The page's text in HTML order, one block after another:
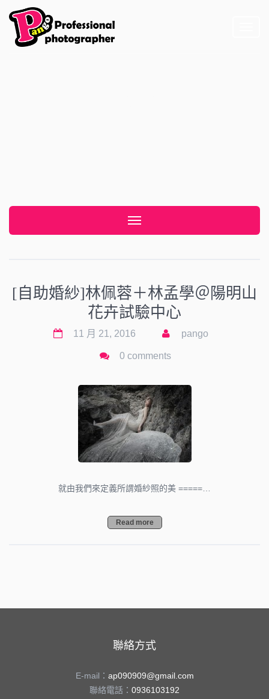
Toggle navigation
[自助婚紗]林佩蓉＋林孟學＠陽明山
花卉試驗中心
11 月 21, 2016 pango
0 comments
就由我們來定義所謂婚紗照的美 =====…
Read more
聯絡方式
E-mail： ap090909@gmail.com
聯絡電話： 0936103192